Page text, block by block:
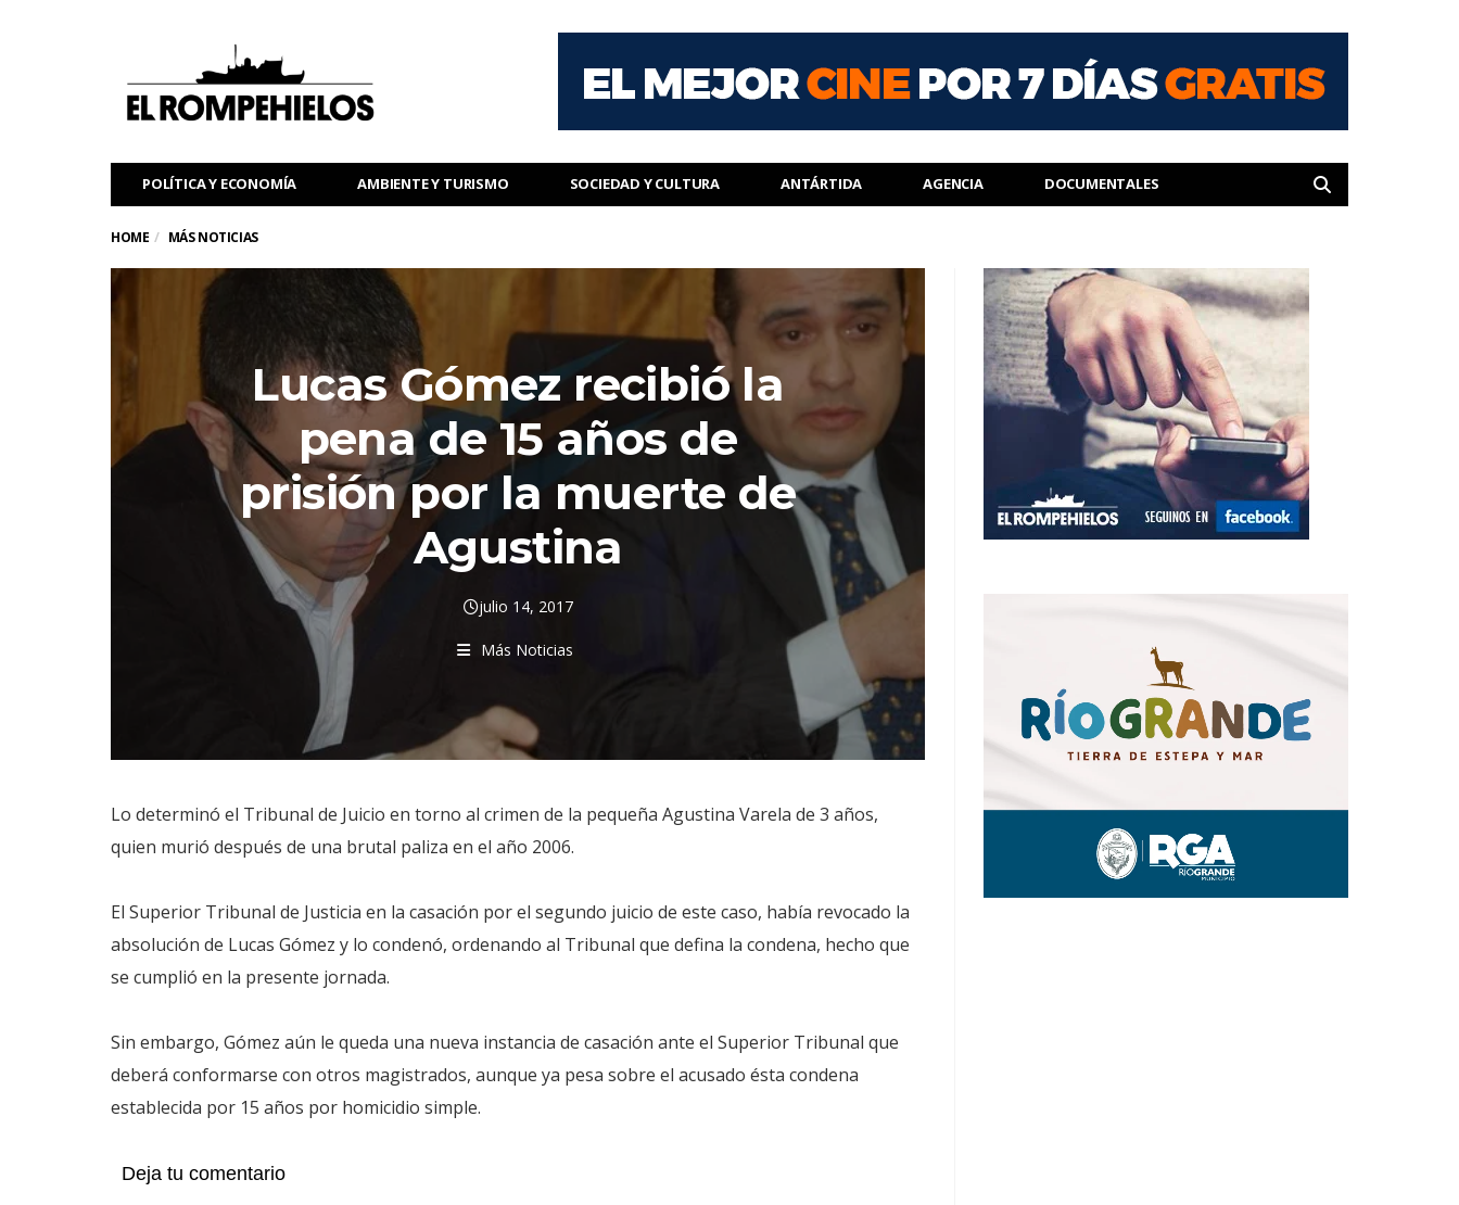
POLÍTICA Y ECONOMÍA AMBIENTE Y TURISMO SOCIEDAD Y CULTURA ANTÁRTIDA AGENCIA DOCUMENTALES
HOME MÁS NOTICIAS
Lucas Gómez recibió la
pena de 15 años de
prisión por la muerte de
Agustina
julio 14, 2017
Más Noticias
Lo determinó el Tribunal de Juicio en torno al crimen de la pequeña Agustina Varela de 3 años,
quien murió después de una brutal paliza en el año 2006.
El Superior Tribunal de Justicia en la casación por el segundo juicio de este caso, había revocado la
absolución de Lucas Gómez y lo condenó, ordenando al Tribunal que defina la condena, hecho que
se cumplió en la presente jornada.
Sin embargo, Gómez aún le queda una nueva instancia de casación ante el Superior Tribunal que
deberá conformarse con otros magistrados, aunque ya pesa sobre el acusado ésta condena
establecida por 15 años por homicidio simple.
Deja tu comentario